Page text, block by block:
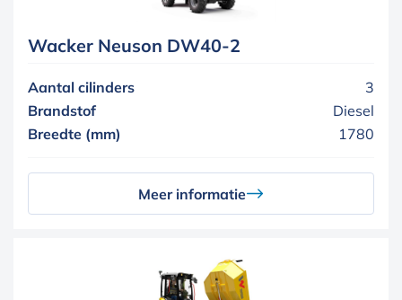
Wacker Neuson DW40-2
Aantal cilinders
3
Brandstof
Diesel
Breedte (mm)
1780
Meer informatie